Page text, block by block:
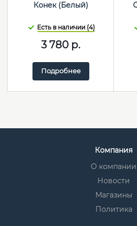
Конек (Белый)
Есть в наличии (4)
3 780 р.
Подробнее
Компания
О компании
Новости
Магазины
Политика